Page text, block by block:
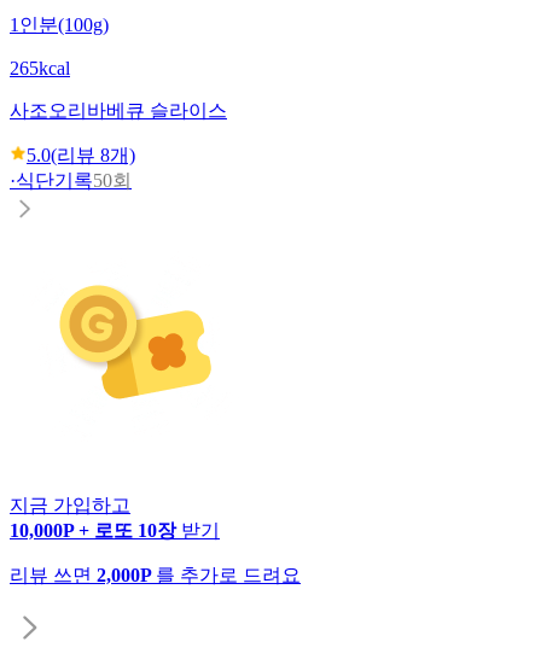
1인분(100g)
265kcal
사조오리바베큐 슬라이스
5.0(리뷰 8개)
·식단기록50회
지금 가입하고
10,000P + 로또 10장 받기
리뷰 쓰면 2,000P 를 추가로 드려요